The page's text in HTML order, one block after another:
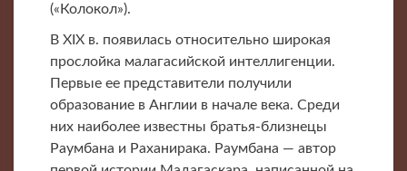
(«Колокол»).
В XIX в. появилась относительно широкая
прослойка малагасийской интеллигенции.
Первые ее представители получили
образование в Англии в начале века. Среди
них наиболее известны братья-близнецы
Раумбана и Раханирака. Раумбана — автор